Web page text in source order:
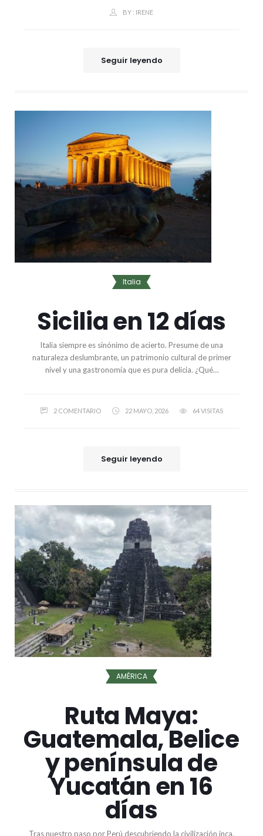
BY : IRENE
Seguir leyendo
Italia
Sicilia en 12 días
Italia siempre es sinónimo de acierto. Presume de una
naturaleza deslumbrante, un patrimonio cultural de primer
nivel y una gastronomía que es pura delicia. ¿Qué…
2 COMENTARIO 22 MAYO, 2026 64 VISITAS
Seguir leyendo
AMÉRICA
Ruta Maya:
Guatemala, Belice
y península de
Yucatán en 16
días
Tras nuestro paso por Perú descubriendo la civilización inca,